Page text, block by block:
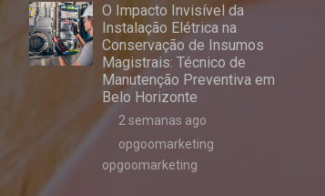
O Impacto Invisível da
Instalação Elétrica na
Conservação de Insumos
Magistrais: Técnico de
Manutenção Preventiva em
Belo Horizonte
2 semanas ago
opgoomarketing
opgoomarketing